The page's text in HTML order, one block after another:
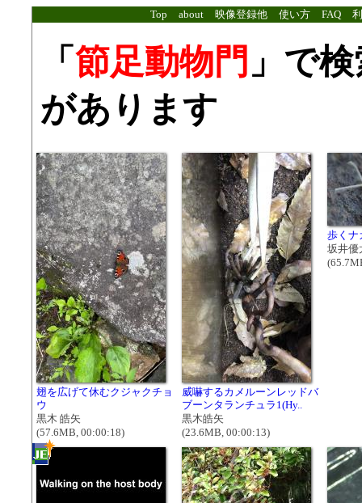
Top about 映像登録他 使い方 FAQ
「 節足動物門 」で
があります
翅を広げて休むクジャクチョ
ウ
黒木 皓矢
(57.6MB, 00:00:18)
威嚇するカメルーンレッドバ
ブーンタランチュラ1(Hy..
黒木皓矢
(23.6MB, 00:00:13)
歩くナ
坂井優